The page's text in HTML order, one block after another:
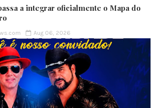
a integrar oficialmente o Mapa do
Aug 06, 2026